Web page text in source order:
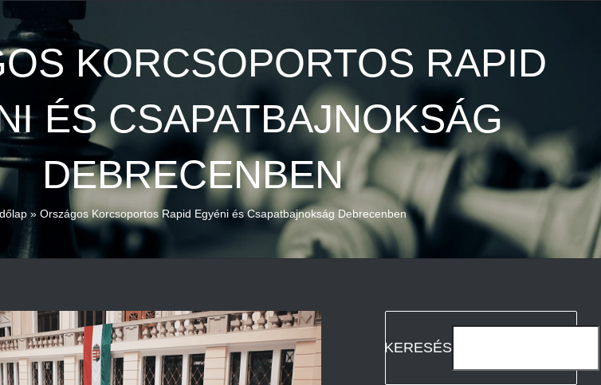
KORCSOPORTOS RAPID
ÉS CSAPATBAJNOKSÁG
DEBRECENBEN
» Országos Korcsoportos Rapid Egyéni és Csapatbajnokság Debrecenben
KERESÉS